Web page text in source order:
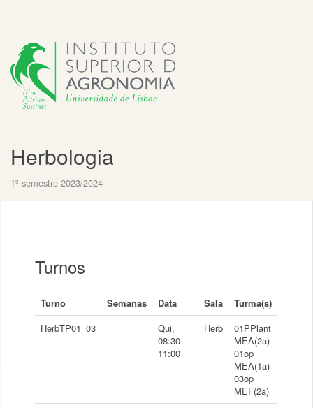
Herbologia
1º semestre 2023/2024
Turnos
Turno Semanas Data Sala
Turma(s)
HerbTP01_03
Qui,
08:30 —
11:00
Herb
01PPlant
MEA(2a)
01op
MEA(1a)
03op
MEF(2a)